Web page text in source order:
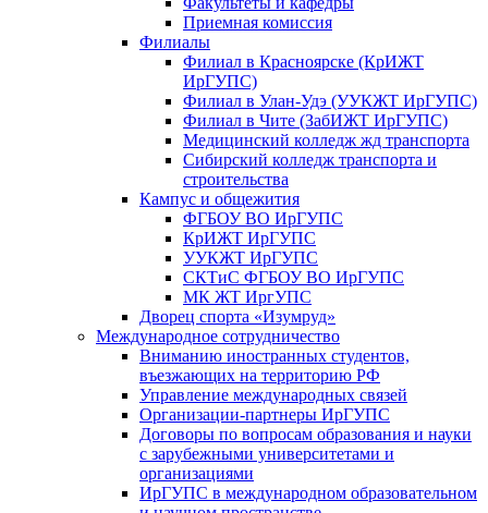
Приемная комиссия
Филиалы
Филиал в Красноярске (КрИЖТ
ИрГУПС)
Филиал в Улан-Удэ (УУКЖТ ИрГУПС)
Филиал в Чите (ЗабИЖТ ИрГУПС)
Медицинский колледж жд транспорта
Сибирский колледж транспорта и
строительства
Кампус и общежития
ФГБОУ ВО ИрГУПС
КрИЖТ ИрГУПС
УУКЖТ ИрГУПС
СКТиС ФГБОУ ВО ИрГУПС
МК ЖТ ИргУПС
Дворец спорта «Изумруд»
Международное сотрудничество
Вниманию иностранных студентов,
въезжающих на территорию РФ
Управление международных связей
Организации-партнеры ИрГУПС
Договоры по вопросам образования и науки
с зарубежными университетами и
организациями
ИрГУПС в международном образовательном